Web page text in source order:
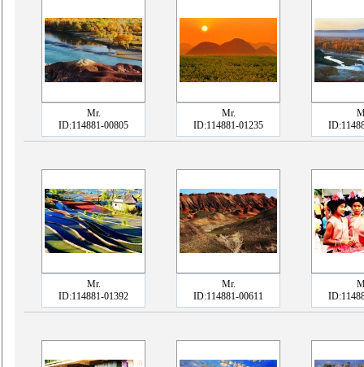
Mr.
ID:114881-00805
Mr.
ID:114881-01235
Mr.
ID:114881-01392
Mr.
ID:114881-00611